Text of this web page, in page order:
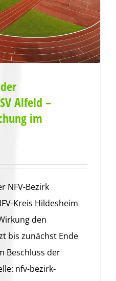
Alfeld –
im
NFV-Bezirk
Kreis Hildesheim
den
bis zunächst Ende
Beschluss der
nfv-bezirk-